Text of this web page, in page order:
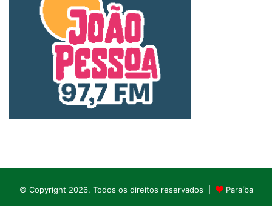
© Copyright 2026, Todos os direitos reservados |
Paraíba